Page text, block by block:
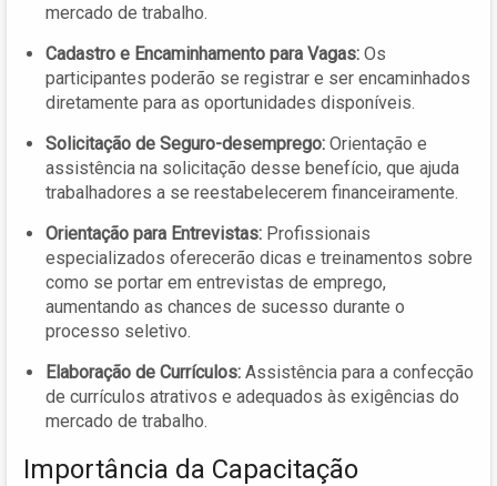
mercado de trabalho.
Cadastro e Encaminhamento para Vagas: Os
participantes poderão se registrar e ser encaminhados
diretamente para as oportunidades disponíveis.
Solicitação de Seguro-desemprego: Orientação e
assistência na solicitação desse benefício, que ajuda
trabalhadores a se reestabelecerem financeiramente.
Orientação para Entrevistas: Profissionais
especializados oferecerão dicas e treinamentos sobre
como se portar em entrevistas de emprego,
aumentando as chances de sucesso durante o
processo seletivo.
Elaboração de Currículos: Assistência para a confecção
de currículos atrativos e adequados às exigências do
mercado de trabalho.
Importância da Capacitação